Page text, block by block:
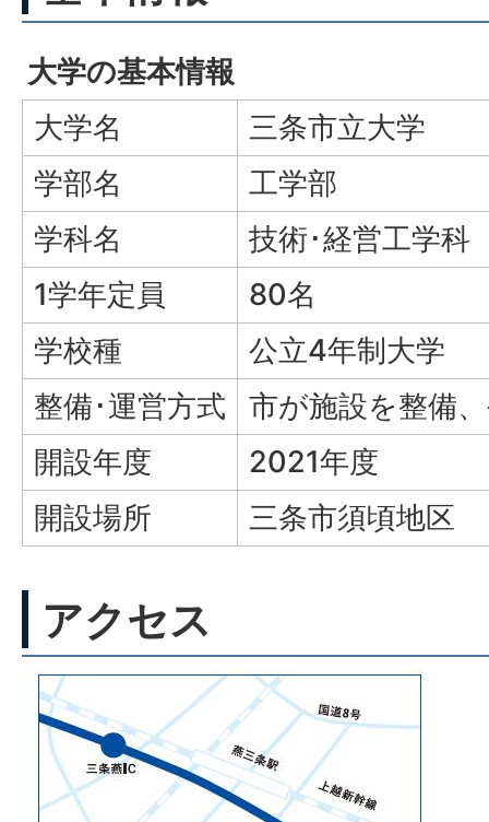
大学の基本情報
大学名
三条市立大学
学部名
工学部
学科名
技術･経営工学科
1学年定員
80名
学校種
公立4年制大学
整備･運営方式
市が施設を整備
開設年度
2021年度
開設場所
三条市須頃地区
アクセス